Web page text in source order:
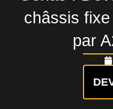
châssis
par